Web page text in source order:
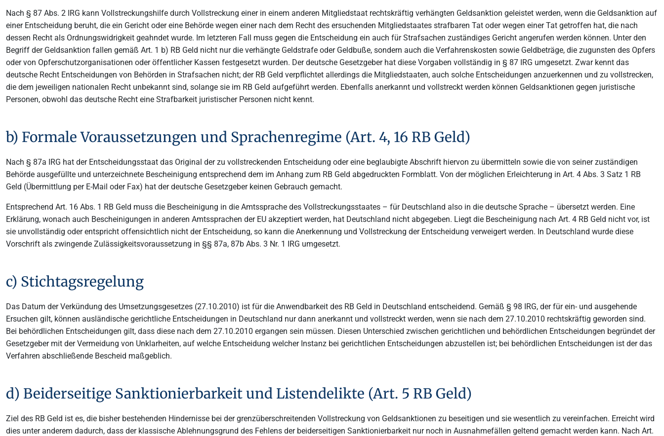
Nach § 87 Abs. 2 IRG kann Vollstreckungshilfe durch Vollstreckung einer in einem anderen Mitgliedstaat rechtskräftig verhängten Geldsanktion geleistet werden, wenn die Geldsanktion auf
einer Entscheidung beruht, die ein Gericht oder eine Behörde wegen einer nach dem Recht des ersuchenden Mitgliedstaates strafbaren Tat oder wegen einer Tat getroffen hat, die nach
dessen Recht als Ordnungswidrigkeit geahndet wurde. Im letzteren Fall muss gegen die Entscheidung ein auch für Strafsachen zuständiges Gericht angerufen werden können. Unter den
Begriff der Geldsanktion fallen gemäß Art. 1 b) RB Geld nicht nur die verhängte Geldstrafe oder Geldbuße, sondern auch die Verfahrenskosten sowie Geldbeträge, die zugunsten des Opfers
oder von Opferschutzorganisationen oder öffentlicher Kassen festgesetzt wurden. Der deutsche Gesetzgeber hat diese Vorgaben vollständig in § 87 IRG umgesetzt. Zwar kennt das
deutsche Recht Entscheidungen von Behörden in Strafsachen nicht; der RB Geld verpflichtet allerdings die Mitgliedstaaten, auch solche Entscheidungen anzuerkennen und zu vollstrecken,
die dem jeweiligen nationalen Recht unbekannt sind, solange sie im RB Geld aufgeführt werden. Ebenfalls anerkannt und vollstreckt werden können Geldsanktionen gegen juristische
Personen, obwohl das deutsche Recht eine Strafbarkeit juristischer Personen nicht kennt.
b) Formale Voraussetzungen und Sprachenregime (Art. 4, 16 RB Geld)
Nach § 87a IRG hat der Entscheidungsstaat das Original der zu vollstreckenden Entscheidung oder eine beglaubigte Abschrift hiervon zu übermitteln sowie die von seiner zuständigen
Behörde ausgefüllte und unterzeichnete Bescheinigung entsprechend dem im Anhang zum RB Geld abgedruckten Formblatt. Von der möglichen Erleichterung in Art. 4 Abs. 3 Satz 1 RB
Geld (Übermittlung per E-Mail oder Fax) hat der deutsche Gesetzgeber keinen Gebrauch gemacht.
Entsprechend Art. 16 Abs. 1 RB Geld muss die Bescheinigung in die Amtssprache des Vollstreckungsstaates – für Deutschland also in die deutsche Sprache – übersetzt werden. Eine
Erklärung, wonach auch Bescheinigungen in anderen Amtssprachen der EU akzeptiert werden, hat Deutschland nicht abgegeben. Liegt die Bescheinigung nach Art. 4 RB Geld nicht vor, ist
sie unvollständig oder entspricht offensichtlich nicht der Entscheidung, so kann die Anerkennung und Vollstreckung der Entscheidung verweigert werden. In Deutschland wurde diese
Vorschrift als zwingende Zulässigkeitsvoraussetzung in §§ 87a, 87b Abs. 3 Nr. 1 IRG umgesetzt.
c) Stichtagsregelung
Das Datum der Verkündung des Umsetzungsgesetzes (27.10.2010) ist für die Anwendbarkeit des RB Geld in Deutschland entscheidend. Gemäß § 98 IRG, der für ein- und ausgehende
Ersuchen gilt, können ausländische gerichtliche Entscheidungen in Deutschland nur dann anerkannt und vollstreckt werden, wenn sie nach dem 27.10.2010 rechtskräftig geworden sind.
Bei behördlichen Entscheidungen gilt, dass diese nach dem 27.10.2010 ergangen sein müssen. Diesen Unterschied zwischen gerichtlichen und behördlichen Entscheidungen begründet der
Gesetzgeber mit der Vermeidung von Unklarheiten, auf welche Entscheidung welcher Instanz bei gerichtlichen Entscheidungen abzustellen ist; bei behördlichen Entscheidungen ist der das
Verfahren abschließende Bescheid maßgeblich.
d) Beiderseitige Sanktionierbarkeit und Listendelikte (Art. 5 RB Geld)
Ziel des RB Geld ist es, die bisher bestehenden Hindernisse bei der grenzüberschreitenden Vollstreckung von Geldsanktionen zu beseitigen und sie wesentlich zu vereinfachen. Erreicht wird
dies unter anderem dadurch, dass der klassische Ablehnungsgrund des Fehlens der beiderseitigen Sanktionierbarkeit nur noch in Ausnahmefällen geltend gemacht werden kann. Nach Art.